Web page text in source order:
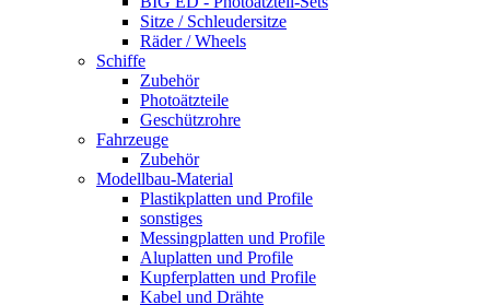
Sitze / Schleudersitze
Räder / Wheels
Schiffe
Zubehör
Photoätzteile
Geschützrohre
Fahrzeuge
Zubehör
Modellbau-Material
Plastikplatten und Profile
sonstiges
Messingplatten und Profile
Aluplatten und Profile
Kupferplatten und Profile
Kabel und Drähte